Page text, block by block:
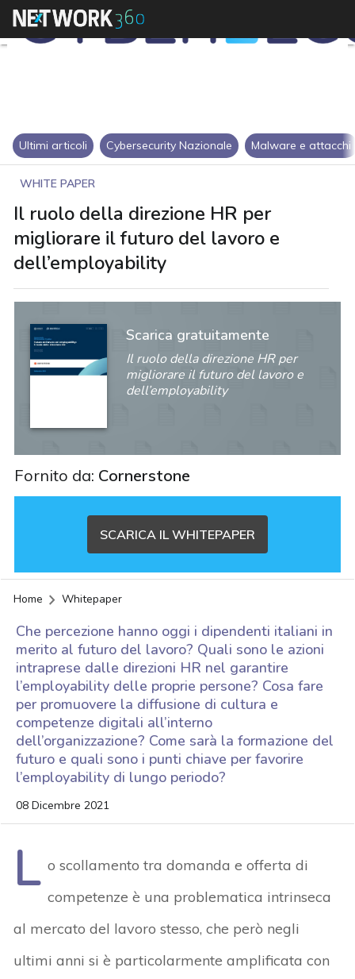
Ultimi articoli Cybersecurity Nazionale Malware e attacchi
WHITE PAPER
Il ruolo della direzione HR per
migliorare il futuro del lavoro e
dell’employability
Scarica gratuitamente
Il ruolo della direzione HR per
migliorare il futuro del lavoro e
dell’employability
Fornito da: Cornerstone
SCARICA IL WHITEPAPER
Home Whitepaper
Che percezione hanno oggi i dipendenti italiani in
merito al futuro del lavoro? Quali sono le azioni
intraprese dalle direzioni HR nel garantire
l’employability delle proprie persone? Cosa fare
per promuovere la diffusione di cultura e
competenze digitali all’interno
dell’organizzazione? Come sarà la formazione del
futuro e quali sono i punti chiave per favorire
l’employability di lungo periodo?
08 Dicembre 2021
L o scollamento tra domanda e offerta di
competenze è una problematica intrinseca
al mercato del lavoro stesso, che però negli
ultimi anni si è particolarmente amplificata con